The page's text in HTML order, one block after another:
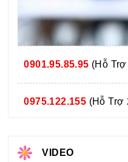
0901.95.85.95 (Hỗ
0975.122.155 (Hỗ Trợ
VIDEO